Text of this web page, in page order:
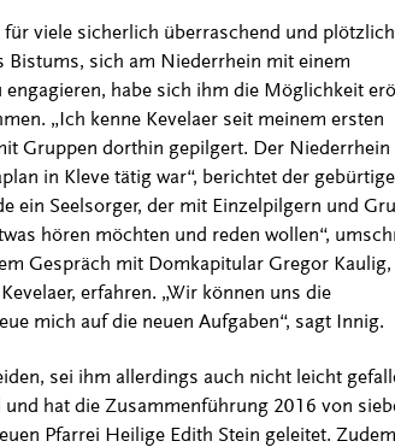
viele sicherlich überraschend und
Bistums, sich am Niederrhein mit einem
habe sich ihm die Möglichkeit
„Ich kenne Kevelaer seit meinem ersten
Gruppen dorthin gepilgert. Der Niederrhein
in Kleve tätig war“, berichtet der gebürtige
ein Seelsorger, der mit Einzelpilgern und
hören möchten und reden wollen“,
Gespräch mit Domkapitular Gregor
erfahren. „Wir können uns die
mich auf die neuen Aufgaben“, sagt Innig.
sei ihm allerdings auch nicht leicht
hat die Zusammenführung 2016 von
Pfarrei Heilige Edith Stein geleitet. Zudem